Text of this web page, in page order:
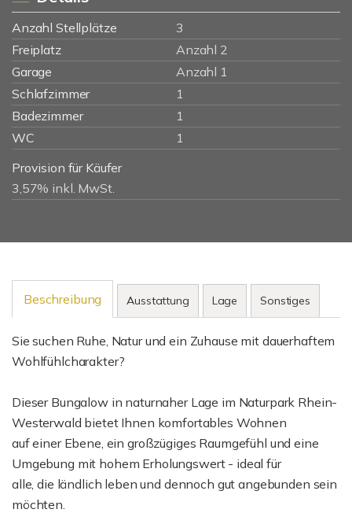
Anzahl Stellplätze
3
Freiplatz
Anzahl 2
Garage
Anzahl 1
Schlafzimmer
1
Badezimmer
1
WC
1
Provision für Käufer
3,57% inkl. MwSt.
Beschreibung Ausstattung Lage Sonstiges
Sie suchen Ruhe, Natur und ein Zuhause mit dauerhaftem
Wohlfühlcharakter?
Dieser Bungalow in naturnaher Lage im Naturpark Rhein-
Westerwald bietet Ihnen komfortables Wohnen
auf einer Ebene, ein großzügiges Raumgefühl und eine
Umgebung mit hohem Erholungswert - ideal für
alle, die ländlich leben und dennoch gut angebunden sein
möchten.